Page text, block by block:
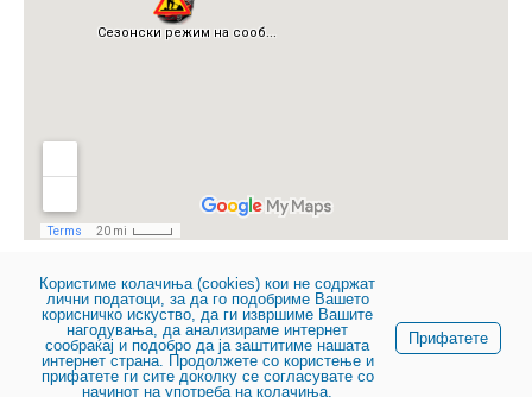
Information about traffic conditions is
downloaded from theAuto-Moto Association of
Macedonia website.
Користиме колачиња (cookies) кои не содржат
лични податоци, за да го подобриме Вашето
корисничко искуство, да ги извршиме Вашите
нагодувања, да анализираме интернет
сообраќај и подобро да ја заштитиме нашата
интернет страна. Продолжете со користење и
прифатете ги сите доколку се согласувате со
начинот на употреба на колачиња.
Прифатете